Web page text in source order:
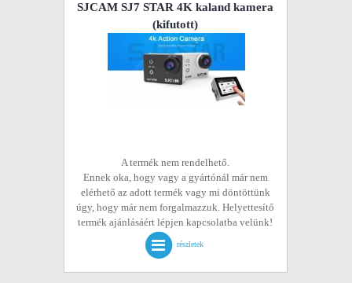
SJCAM SJ7 STAR 4K kaland kamera
(kifutott)
A termék nem rendelhető.
Ennek oka, hogy vagy a gyártónál már nem
elérhető az adott termék vagy mi döntöttünk
úgy, hogy már nem forgalmazzuk. Helyettesítő
termék ajánlásáért lépjen kapcsolatba velünk!
részletek